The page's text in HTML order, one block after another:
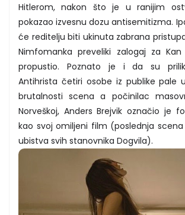
Hitlerom, nakon što je u ranijim
pokazao izvesnu dozu antisemitizma.
će reditelju biti ukinuta zabrana
Nimfomanka preveliki zalogaj za
propustio. Poznato je i da su
Antihrista četiri osobe iz publike pale
brutalnosti scena a počinilac
Norveškoj, Anders Brejvik označio je
kao svoj omiljeni film (poslednja
ubistva svih stanovnika Dogvila).